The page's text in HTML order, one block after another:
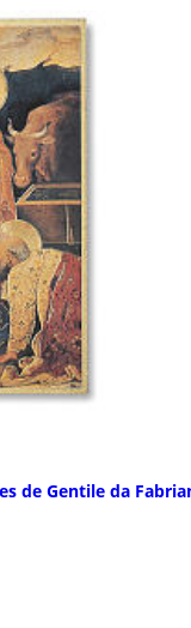
de Gentile da